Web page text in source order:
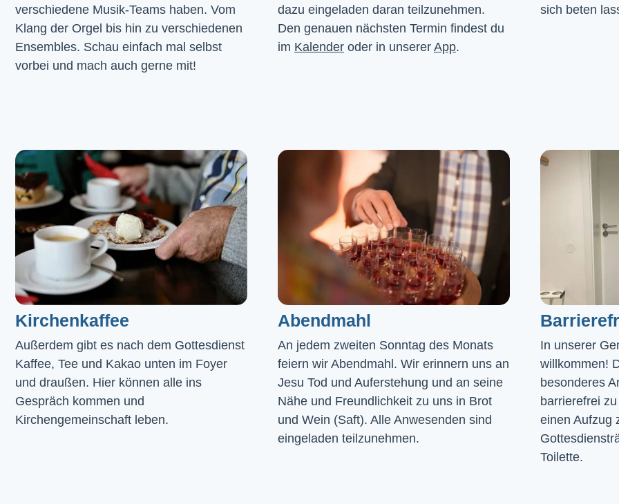
verschiedene Musik-Teams haben. Vom
Klang der Orgel bis hin zu verschiedenen
Ensembles. Schau einfach mal selbst
vorbei und mach auch gerne mit!
dazu eingeladen daran teilzunehmen.
Den genauen nächsten Termin findest du
im Kalender oder in unserer App.
sich beten
Kirchenkaffee
Außerdem gibt es nach dem Gottesdienst
Kaffee, Tee und Kakao unten im Foyer
und draußen. Hier können alle ins
Gespräch kommen und
Kirchengemeinschaft leben.
Abendmahl​
An jedem zweiten Sonntag des Monats
feiern wir Abendmahl. Wir erinnern uns an
Jesu Tod und Auferstehung und an seine
Nähe und Freundlichkeit zu uns in Brot
und Wein (Saft). Alle Anwesenden sind
eingeladen teilzunehmen.
In unserer
willkommen!
besonderes
barrierefrei
einen Aufzug
Toilette.